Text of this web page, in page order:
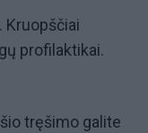
Kruopščiai
profilaktikai.
tręšimo galite